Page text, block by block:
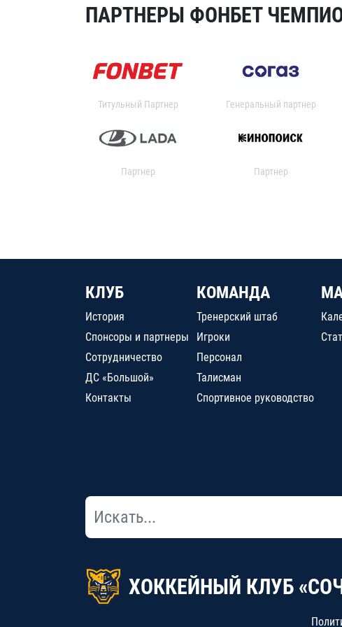
ПАРТНЕРЫ ФОНБЕТ
Титульный Партнер Генеральный партнер
Партнер Партнер
КЛУБ
История
Спонсоры и партнеры
Сотрудничество
ДС «Большой»
Контакты
КОМАНДА
Тренерский штаб
Игроки
Персонал
Талисман
Спортивное руководство
ХОККЕЙНЫЙ КЛУБ